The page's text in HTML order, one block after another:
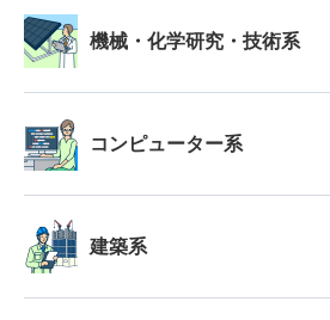
機械・化学研究・技術系
コンピューター系
建築系